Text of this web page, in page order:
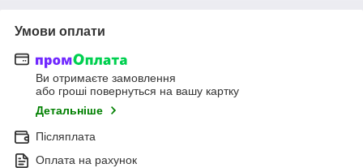
Умови оплати
Ви отримаєте замовлення
або гроші повернуться на вашу картку
Детальніше
Післяплата
Оплата на рахунок